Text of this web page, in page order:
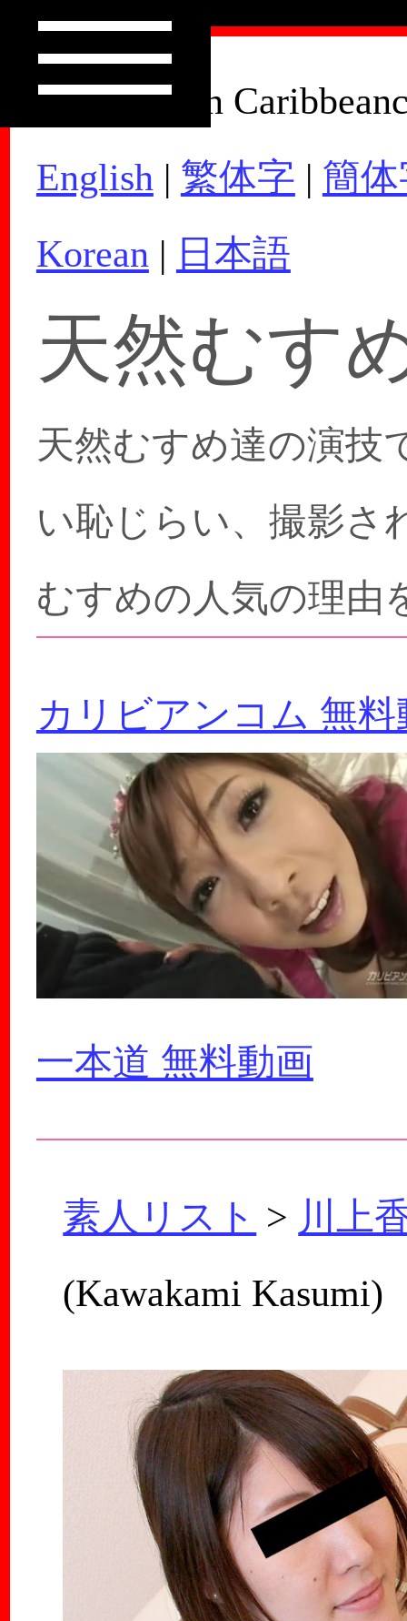
How to Join
English| 繁体字 | 簡
Korean| 日本語
天然むす
天然むすめ達の演技
い恥じらい、撮影さ
むすめの人気の理由
カリビアンコム 無料
一本道 無料動画
素人リスト > 川上
(Kawakami Kasumi)